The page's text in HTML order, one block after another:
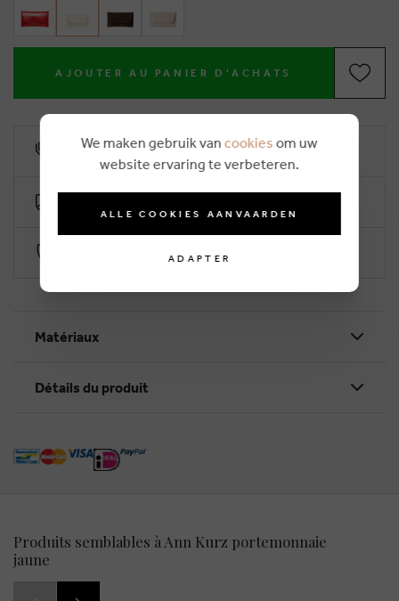
AJOUTER AU PANIER D'ACHATS
10% remise de fidélité
Paiement sécurisé par Worldline
Matériaux
Détails du produit
Produits semblables à Ann Kurz portemonnaie
jaune
We maken gebruik van cookies om uw
website ervaring te verbeteren.
ALLE COOKIES AANVAARDEN
ADAPTER